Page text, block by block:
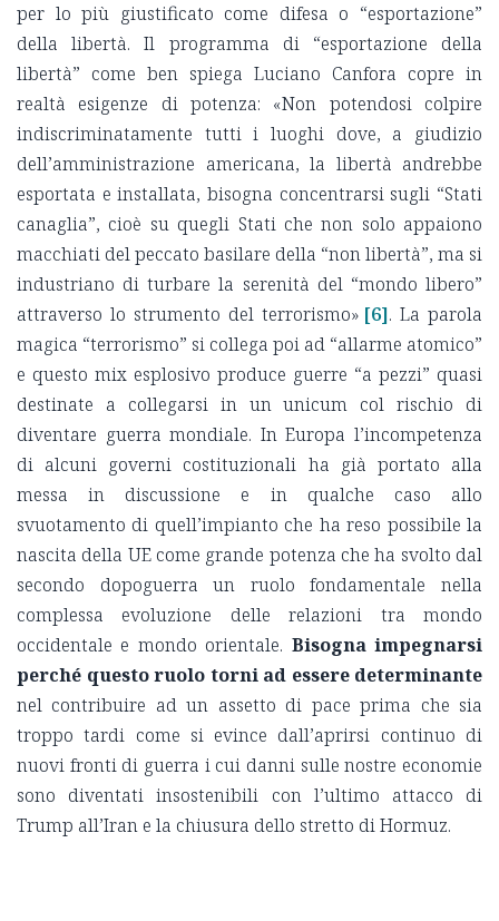
per lo più giustificato come difesa o “esportazione”
della libertà. Il programma di “esportazione della
libertà” come ben spiega Luciano Canfora copre in
realtà esigenze di potenza: «Non potendosi colpire
indiscriminatamente tutti i luoghi dove, a giudizio
dell’amministrazione americana, la libertà andrebbe
esportata e installata, bisogna concentrarsi sugli “Stati
canaglia”, cioè su quegli Stati che non solo appaiono
macchiati del peccato basilare della “non libertà”, ma si
industriano di turbare la serenità del “mondo libero”
attraverso lo strumento del terrorismo» [6]. La parola
magica “terrorismo” si collega poi ad “allarme atomico”
e questo mix esplosivo produce guerre “a pezzi” quasi
destinate a collegarsi in un unicum col rischio di
diventare guerra mondiale. In Europa l’incompetenza
di alcuni governi costituzionali ha già portato alla
messa in discussione e in qualche caso allo
svuotamento di quell’impianto che ha reso possibile la
nascita della UE come grande potenza che ha svolto dal
secondo dopoguerra un ruolo fondamentale nella
complessa evoluzione delle relazioni tra mondo
occidentale e mondo orientale. Bisogna impegnarsi
perché questo ruolo torni ad essere determinante
nel contribuire ad un assetto di pace prima che sia
troppo tardi come si evince dall’aprirsi continuo di
nuovi fronti di guerra i cui danni sulle nostre economie
sono diventati insostenibili con l’ultimo attacco di
Trump all’Iran e la chiusura dello stretto di Hormuz.